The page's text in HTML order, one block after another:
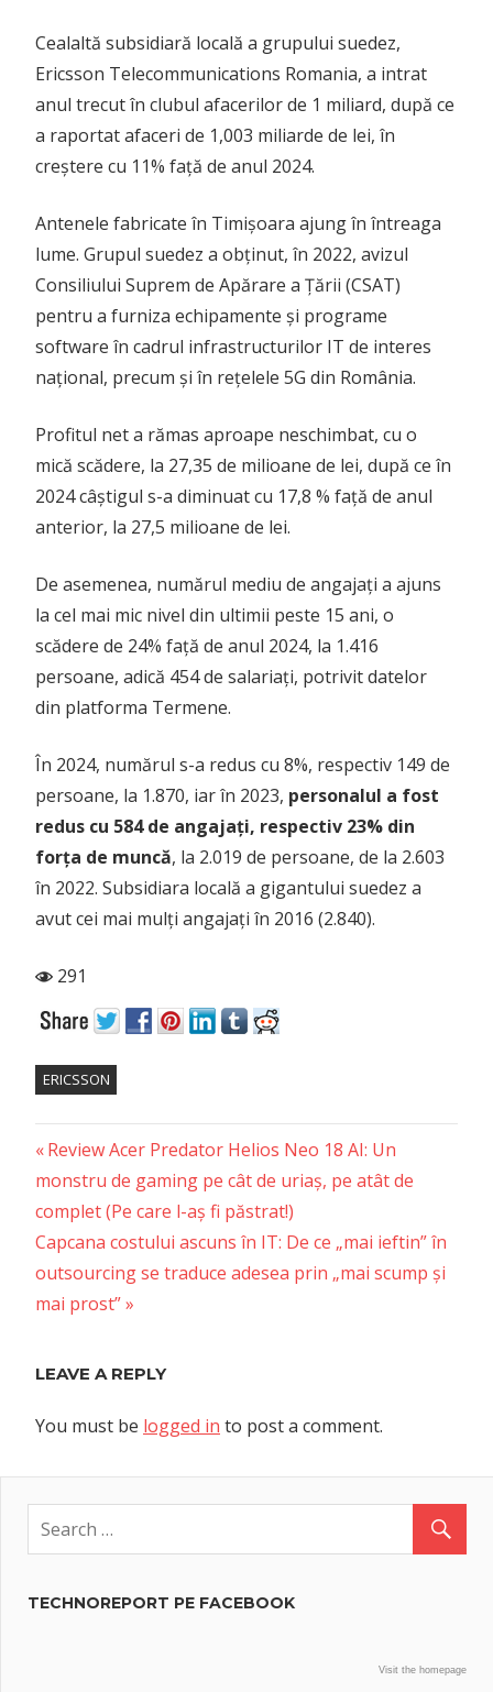
Cealaltă subsidiară locală a grupului suedez,
Ericsson Telecommunications Romania, a intrat
anul trecut în clubul afacerilor de 1 miliard, după ce
a raportat afaceri de 1,003 miliarde de lei, în
creștere cu 11% față de anul 2024.
Antenele fabricate în Timișoara ajung în întreaga
lume. Grupul suedez a obținut, în 2022, avizul
Consiliului Suprem de Apărare a Țării (CSAT)
pentru a furniza echipamente și programe
software în cadrul infrastructurilor IT de interes
național, precum și în rețelele 5G din România.
Profitul net a rămas aproape neschimbat, cu o
mică scădere, la 27,35 de milioane de lei, după ce în
2024 câștigul s-a diminuat cu 17,8 % față de anul
anterior, la 27,5 milioane de lei.
De asemenea, numărul mediu de angajați a ajuns
la cel mai mic nivel din ultimii peste 15 ani, o
scădere de 24% față de anul 2024, la 1.416
persoane, adică 454 de salariați, potrivit datelor
din platforma Termene.
În 2024, numărul s-a redus cu 8%, respectiv 149 de
persoane, la 1.870, iar în 2023, personalul a fost
redus cu 584 de angajați, respectiv 23% din
forța de muncă, la 2.019 de persoane, de la 2.603
în 2022. Subsidiara locală a gigantului suedez a
avut cei mai mulți angajați în 2016 (2.840).
291
ERICSSON
Post
navigation
Previous
Post:
Review Acer Predator Helios Neo 18 AI: Un
monstru de gaming pe cât de uriaș, pe atât de
complet (Pe care l-aș fi păstrat!)
Next
Post:
Capcana costului ascuns în IT: De ce „mai ieftin” în
outsourcing se traduce adesea prin „mai scump și
mai prost”
LEAVE A REPLY
You must be logged in to post a comment.
TECHNOREPORT PE FACEBOOK
Visit the homepage